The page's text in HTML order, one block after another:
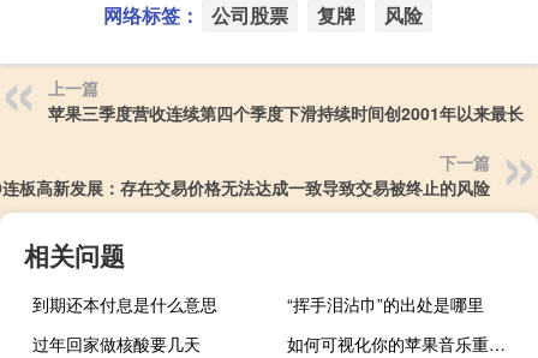
网络标签： 公司股票 复牌 风险
上一篇
苹果三季度营收连续第四个季度下滑持续时间创2001年以来最长
下一篇
板高新发展：存在交易价格无法达成一致导致交易被终止的风险
相关问题
到期还本付息是什么意思
“挥手泪沾巾”的出处是哪里
过年回家做核酸要几天
如何可视化你的苹果音乐重播和Spotify包装年在评论统计